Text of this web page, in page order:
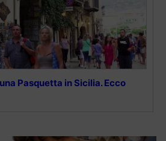
Pasquetta in Sicilia. Ecco